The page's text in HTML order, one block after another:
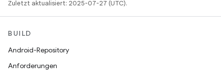
Zuletzt aktualisiert: 2025-07-27 (UTC).
BUILD
Android-Repository
Anforderungen